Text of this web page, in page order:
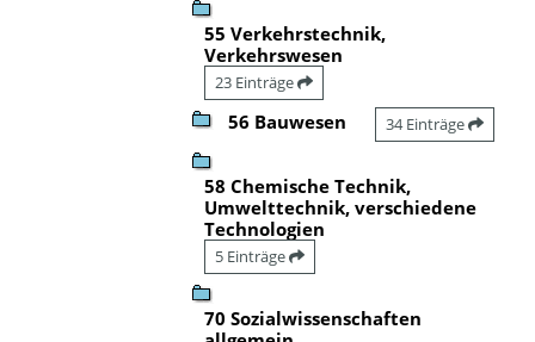
55 Verkehrstechnik,
Verkehrswesen
23 Einträge
56 Bauwesen 34 Einträge
58 Chemische Technik,
Umwelttechnik, verschiedene
Technologien
5 Einträge
70 Sozialwissenschaften